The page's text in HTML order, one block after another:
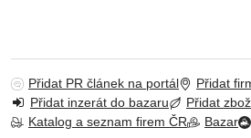
Přidat PR článek na portál
Přidat
Přidat inzerát do bazaru
Přidat
Katalog a seznam firem ČR
Bazar